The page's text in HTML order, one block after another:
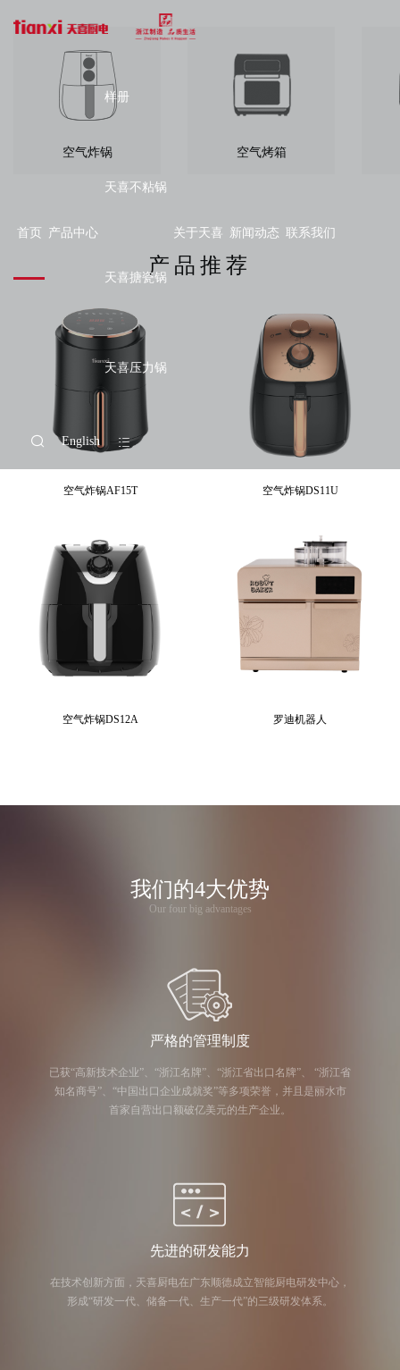
首页 产品中心
样册
天喜不粘锅
天喜搪瓷锅
天喜压力锅
关于天喜 新闻动态 联系我们
English
空气炸锅 空气烤箱
产品推荐
空气炸锅AF15T 空气炸锅DS11U
空气炸锅DS12A 罗迪机器人
我们的4大优势
Our four big advantages
严格的管理制度
已获“高新技术企业”、“浙江名牌”、“浙江省出口名牌”、 “浙江省
知名商号”、“中国出口企业成就奖”等多项荣誉，并且是丽水市
首家自营出口额破亿美元的生产企业。
先进的研发能力
在技术创新方面，天喜厨电在广东顺德成立智能厨电研发中心，
形成“研发一代、储备一代、生产一代”的三级研发体系。